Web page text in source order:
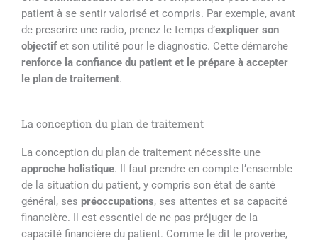
patient à se sentir valorisé et compris. Par exemple, avant
de prescrire une radio, prenez le temps d’expliquer son
objectifet son utilité pour le diagnostic. Cette démarche
renforce la confiance du patient et le prépare à accepter
le plan de traitement.
La conception du plan de traitement
La conception du plan de traitement nécessite une
approche holistique. Il faut prendre en compte l’ensemble
de la situation du patient, y compris son état de santé
général, ses préoccupations, ses attentes et sa capacité
financière. Il est essentiel de ne pas préjuger de la
capacité financière du patient. Comme le dit le proverbe,